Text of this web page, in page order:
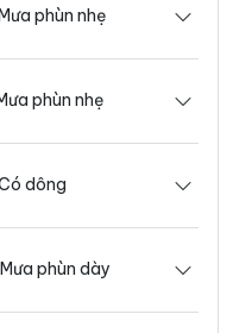
Mưa phùn nhẹ
phùn nhẹ
dông
Mưa phùn dày